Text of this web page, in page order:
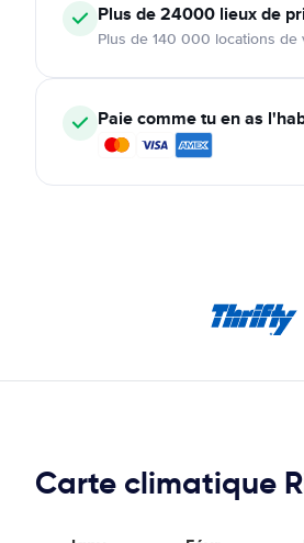
Plus de 24000 lieux de
Plus de 140 000 locations
Paie comme tu en as
Carte climatique